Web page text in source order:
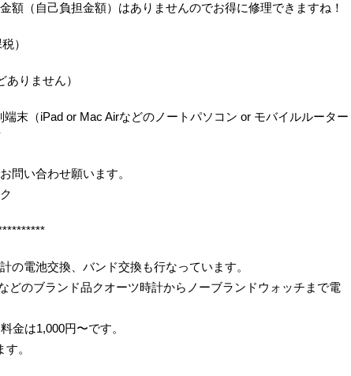
額（自己負担金額）はありませんのでお得に修理できますね！
）
りません）
末（iPad or Mac Airなどのノートパソコン or モバイルルーター
問い合わせ願います。
の電池交換、バンド交換も行なっています。
どのブランド品クオーツ時計からノーブランドウォッチまで電
金は1,000円〜です。
。